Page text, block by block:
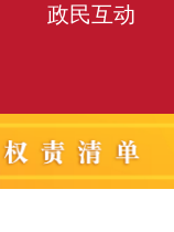
政民互动